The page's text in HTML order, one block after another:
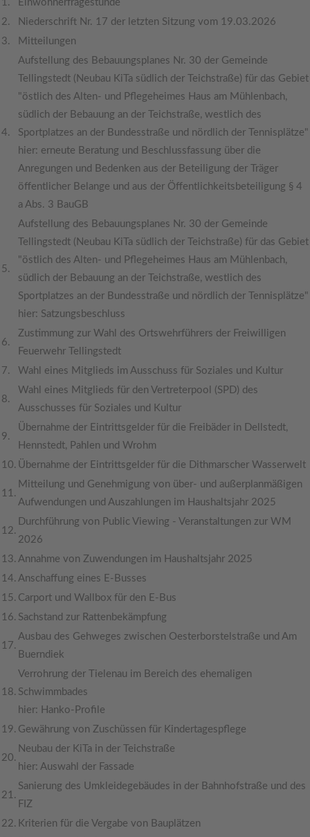
1.
Einwohnerfragestunde
2.
Niederschrift Nr. 17 der letzten Sitzung vom 19.03.2026
3.
Mitteilungen
4.
Aufstellung des Bebauungsplanes Nr. 30 der Gemeinde
Tellingstedt (Neubau KiTa südlich der Teichstraße) für das Gebiet
"östlich des Alten- und Pflegeheimes Haus am Mühlenbach,
südlich der Bebauung an der Teichstraße, westlich des
Sportplatzes an der Bundesstraße und nördlich der Tennisplätze"
hier: erneute Beratung und Beschlussfassung über die
Anregungen und Bedenken aus der Beteiligung der Träger
öffentlicher Belange und aus der Öffentlichkeitsbeteiligung § 4
a Abs. 3 BauGB
5.
Aufstellung des Bebauungsplanes Nr. 30 der Gemeinde
Tellingstedt (Neubau KiTa südlich der Teichstraße) für das Gebiet
"östlich des Alten- und Pflegeheimes Haus am Mühlenbach,
südlich der Bebauung an der Teichstraße, westlich des
Sportplatzes an der Bundesstraße und nördlich der Tennisplätze"
hier: Satzungsbeschluss
6.
Zustimmung zur Wahl des Ortswehrführers der Freiwilligen
Feuerwehr Tellingstedt
7.
Wahl eines Mitglieds im Ausschuss für Soziales und Kultur
8.
Wahl eines Mitglieds für den Vertreterpool (SPD) des
Ausschusses für Soziales und Kultur
9.
Übernahme der Eintrittsgelder für die Freibäder in Dellstedt,
Hennstedt, Pahlen und Wrohm
10. Übernahme der Eintrittsgelder für die Dithmarscher Wasserwelt
11.
Mitteilung und Genehmigung von über- und außerplanmäßigen
Aufwendungen und Auszahlungen im Haushaltsjahr 2025
12.
Durchführung von Public Viewing - Veranstaltungen zur WM
2026
13. Annahme von Zuwendungen im Haushaltsjahr 2025
14. Anschaffung eines E-Busses
15. Carport und Wallbox für den E-Bus
16. Sachstand zur Rattenbekämpfung
17.
Ausbau des Gehweges zwischen Oesterborstelstraße und Am
Buerndiek
18.
Verrohrung der Tielenau im Bereich des ehemaligen
Schwimmbades
hier: Hanko-Profile
19. Gewährung von Zuschüssen für Kindertagespflege
20.
Neubau der KiTa in der Teichstraße
hier: Auswahl der Fassade
21.
Sanierung des Umkleidegebäudes in der Bahnhofstraße und des
FIZ
22. Kriterien für die Vergabe von Bauplätzen